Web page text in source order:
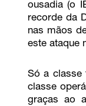
ousadia (o
recorde da
nas mãos
este ataque
Só a classe
classe
graças ao